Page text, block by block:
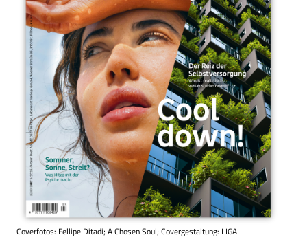
Coverfotos: Fellipe Ditadi; A Chosen Soul; Covergestaltung: LIGA